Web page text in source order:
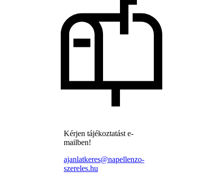
Kérjen tájékoztatást e-
mailben!
ajanlatkeres@napellenzo-
szereles.hu